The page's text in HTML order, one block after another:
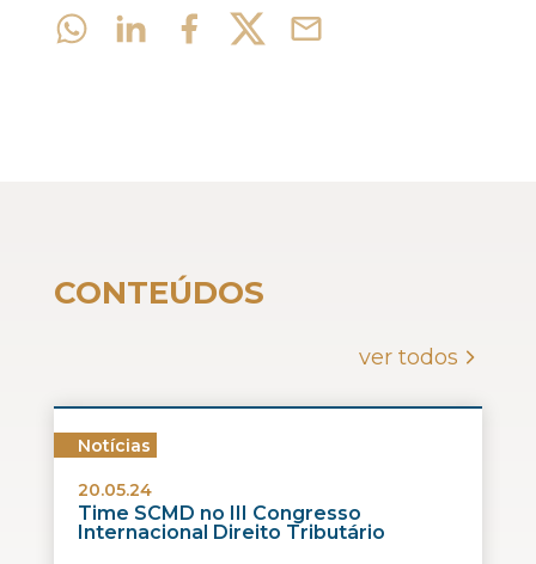
CONTEÚDOS
ver todos
Notícias
20.05.24
Time SCMD no III Congresso
Internacional Direito Tributário